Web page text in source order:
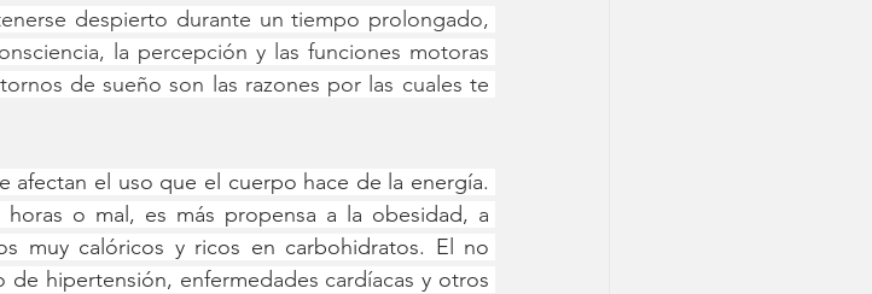
despierto durante un tiempo prolongado,
la percepción y las funciones motoras
de sueño son las razones por las cuales te
afectan el uso que el cuerpo hace de la energía.
o mal, es más propensa a la obesidad, a
muy calóricos y ricos en carbohidratos. El no
de hipertensión, enfermedades cardíacas y otros